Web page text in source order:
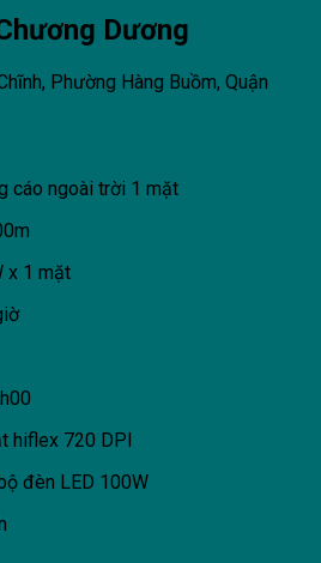
Dương
Phường Hàng Buồm, Quận
cáo ngoài trời 1 mặt
x 1 mặt
hiflex 720 DPI
đèn LED 100W